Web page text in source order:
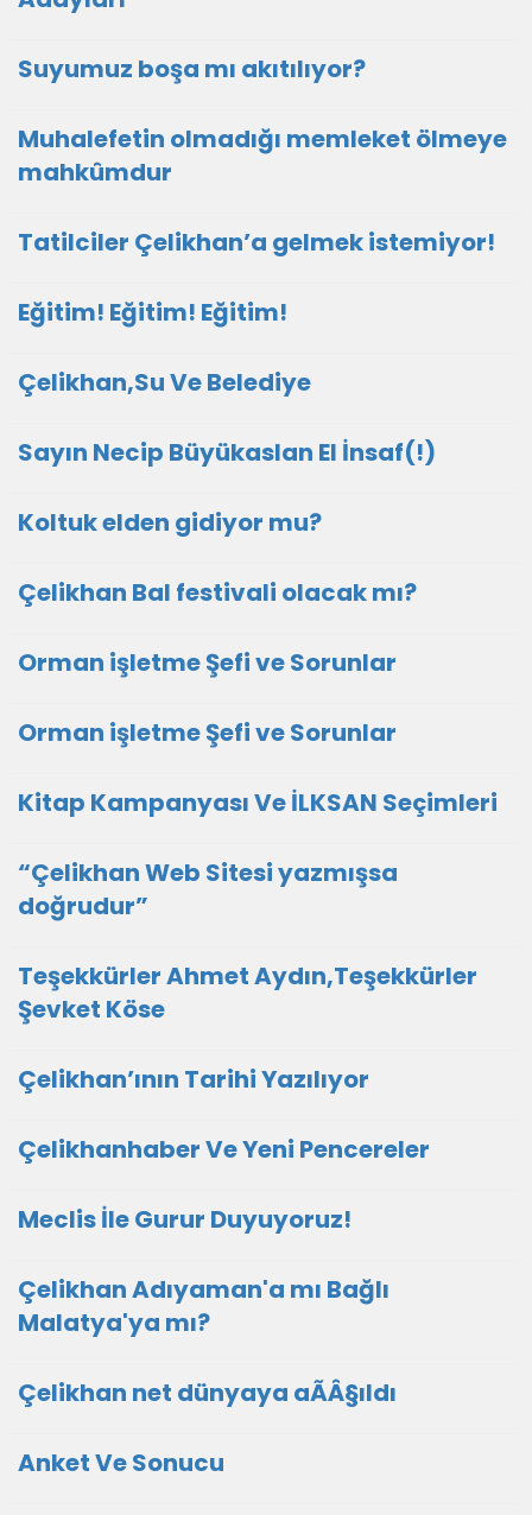
Suyumuz boşa mı akıtılıyor?
Muhalefetin olmadığı memleket ölmeye
mahkûmdur
Tatilciler Çelikhan’a gelmek istemiyor!
Eğitim! Eğitim! Eğitim!
Çelikhan,Su Ve Belediye
Sayın Necip Büyükaslan El İnsaf(!)
Koltuk elden gidiyor mu?
Çelikhan Bal festivali olacak mı?
Orman işletme Şefi ve Sorunlar
Orman işletme Şefi ve Sorunlar
Kitap Kampanyası Ve İLKSAN Seçimleri
“Çelikhan Web Sitesi yazmışsa
doğrudur”
Teşekkürler Ahmet Aydın,Teşekkürler
Şevket Köse
Çelikhan’ının Tarihi Yazılıyor
Çelikhanhaber Ve Yeni Pencereler
Meclis İle Gurur Duyuyoruz!
Çelikhan Adıyaman'a mı Bağlı
Malatya'ya mı?
Çelikhan net dünyaya aÃÂ§ıldı
Anket Ve Sonucu